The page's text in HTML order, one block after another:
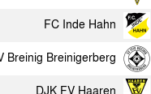
FC Inde Hahn
Breinig Breinigerberg
DJK FV Haaren